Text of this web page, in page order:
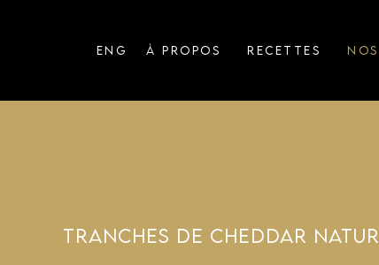
ENG À PROPOS RECETTES
TRANCHES DE CHEDDAR